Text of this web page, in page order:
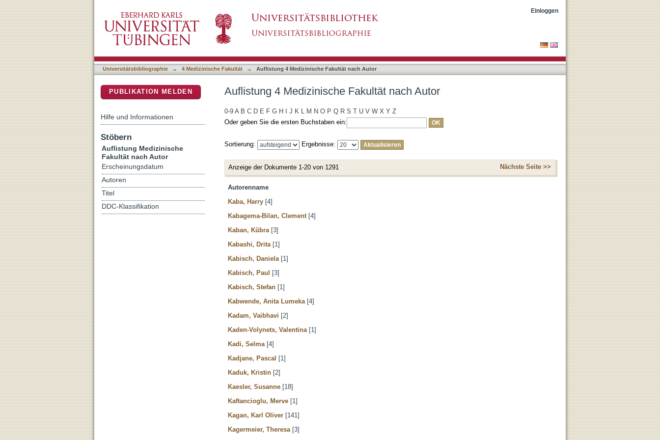
Einloggen
Universitätsbibliographie → 4 Medizinische Fakultät → Auflistung 4 Medizinische Fakultät nach Autor
Auflistung 4 Medizinische Fakultät nach Autor
0-9 A B C D E F G H J K L M N O P Q R S T U V W X Y Z
Oder geben Sie die ersten Buchstaben ein:
Sortierung: Ergebnisse:
Anzeige der Dokumente 1-20 von 1291 Nächste Seite >>
Autorenname
Kaba, Harry [4]
Kabagema-Bilan, Clement [4]
Kaban, Kübra [3]
Kabashi, Drita [1]
Kabisch, Daniela [1]
Kabisch, Paul [3]
Kabisch, Stefan [1]
Kabwende, Anita Lumeka [4]
Kadam, Vaibhavi [2]
Kaden-Volynets, Valentina [1]
Kadi, Selma [4]
Kadjane, Pascal [1]
Kaduk, Kristin [2]
Kaesler, Susanne [18]
Kaftancioglu, Merve [1]
Kagan, Karl Oliver [141]
Kagermeier, Theresa [3]
PUBLIKATION MELDEN
Hilfe und Informationen
Stöbern
Auflistung Medizinische
Fakultät nach Autor
Erscheinungsdatum
Autoren
Titel
DDC-Klassifikation